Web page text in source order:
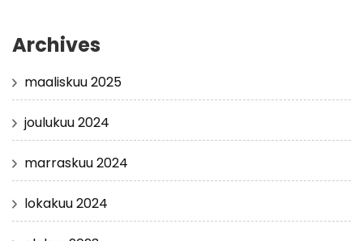
Archives
maaliskuu 2025
joulukuu 2024
marraskuu 2024
lokakuu 2024